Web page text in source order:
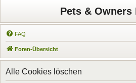
Pets & Owners
FAQ
Foren-Übersicht
Alle Cookies löschen